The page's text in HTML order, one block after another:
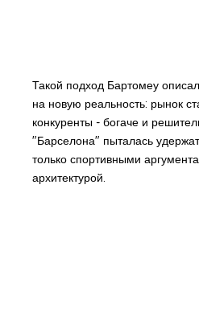
Такой подход Бартомеу
на новую реальность: рынок
конкуренты - богаче и
"Барселона" пыталась
только спортивными
архитектурой.